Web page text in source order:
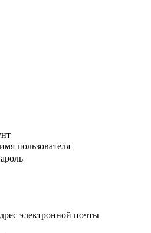
пользователя
электронной почты